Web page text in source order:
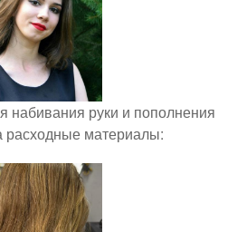
набивания руки и пополнения
расходные материалы: